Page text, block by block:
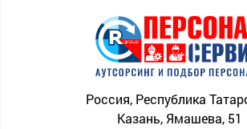
Россия, Республика
Казань, Ямашева, 51